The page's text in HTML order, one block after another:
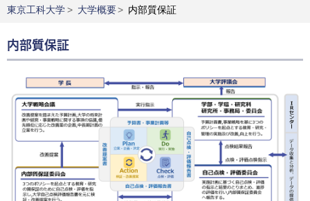
東京工科大学> 大学概要> 内部質保証
内部質保証